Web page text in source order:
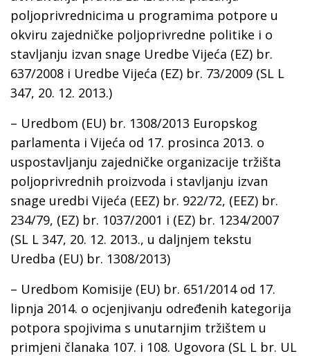
poljoprivrednicima u programima potpore u
okviru zajedničke poljoprivredne politike i o
stavljanju izvan snage Uredbe Vijeća (EZ) br.
637/2008 i Uredbe Vijeća (EZ) br. 73/2009 (SL L
347, 20. 12. 2013.)
– Uredbom (EU) br. 1308/2013 Europskog
parlamenta i Vijeća od 17. prosinca 2013. o
uspostavljanju zajedničke organizacije tržišta
poljoprivrednih proizvoda i stavljanju izvan
snage uredbi Vijeća (EEZ) br. 922/72, (EEZ) br.
234/79, (EZ) br. 1037/2001 i (EZ) br. 1234/2007
(SL L 347, 20. 12. 2013., u daljnjem tekstu
Uredba (EU) br. 1308/2013)
– Uredbom Komisije (EU) br. 651/2014 оd 17.
lipnja 2014. o ocjenjivanju određenih kategorija
potpora spojivima s unutarnjim tržištem u
primjeni članaka 107. i 108. Ugovora (SL L br. UL